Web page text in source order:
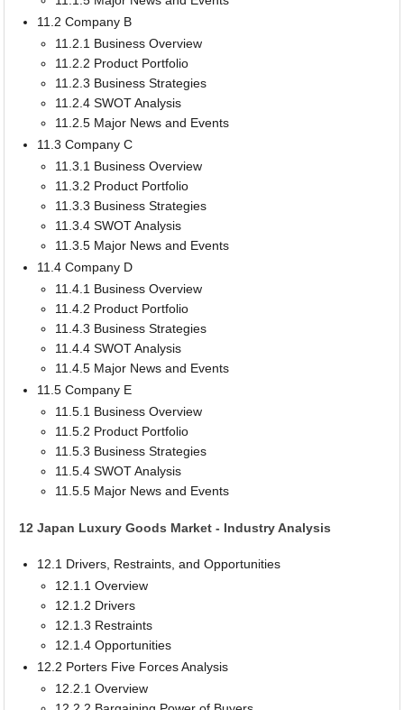
11.2 Company B
11.2.1 Business Overview
11.2.2 Product Portfolio
11.2.3 Business Strategies
11.2.4 SWOT Analysis
11.2.5 Major News and Events
11.3 Company C
11.3.1 Business Overview
11.3.2 Product Portfolio
11.3.3 Business Strategies
11.3.4 SWOT Analysis
11.3.5 Major News and Events
11.4 Company D
11.4.1 Business Overview
11.4.2 Product Portfolio
11.4.3 Business Strategies
11.4.4 SWOT Analysis
11.4.5 Major News and Events
11.5 Company E
11.5.1 Business Overview
11.5.2 Product Portfolio
11.5.3 Business Strategies
11.5.4 SWOT Analysis
11.5.5 Major News and Events
12 Japan Luxury Goods Market - Industry Analysis
12.1 Drivers, Restraints, and Opportunities
12.1.1 Overview
12.1.2 Drivers
12.1.3 Restraints
12.1.4 Opportunities
12.2 Porters Five Forces Analysis
12.2.1 Overview